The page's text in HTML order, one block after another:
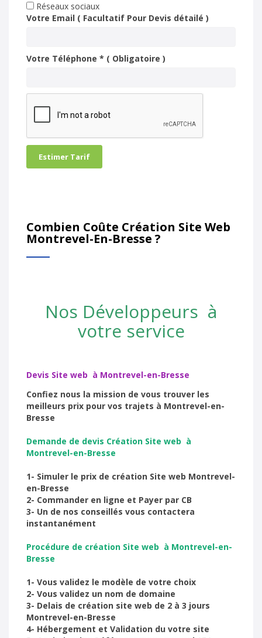
Réseaux sociaux
Votre Email ( Facultatif Pour Devis détailé )
Votre Téléphone * ( Obligatoire )
Estimer Tarif
Combien Coûte Création Site Web
Montrevel-En-Bresse ?
Nos Développeurs à
votre service
Devis Site web à Montrevel-en-Bresse
Confiez nous la mission de vous trouver les
meilleurs prix pour vos trajets à Montrevel-en-
Bresse
Demande de devis Création Site web à
Montrevel-en-Bresse
1- Simuler le prix de création Site web Montrevel-
en-Bresse
2- Commander en ligne et Payer par CB
3- Un de nos conseillés vous contactera
instantanément
Procédure de création Site web à Montrevel-en-
Bresse
1- Vous validez le modèle de votre choix
2- Vous validez un nom de domaine
3- Delais de création site web de 2 à 3 jours
Montrevel-en-Bresse
4- Hébergement et Validation du votre site